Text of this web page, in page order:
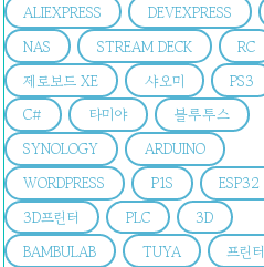
ALIEXPRESS
DEVEXPRESS
NAS
STREAM DECK
RC
제로보드 XE
샤오미
PS3
C#
타미야
블루투스
SYNOLOGY
ARDUINO
WORDPRESS
P1S
ESP32
3D프린터
PLC
3D
BAMBULAB
TUYA
프린터